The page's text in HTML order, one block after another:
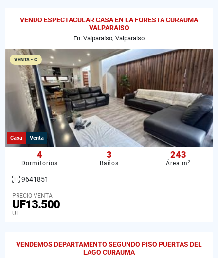
VENDO ESPECTACULAR CASA EN LA FORESTA CURAUMA
VALPARAISO
En: Valparaíso, Valparaiso
VENTA - C
Casa Venta
4
Dormitorios
3
Baños
243
Área m2
9641851
PRECIO VENTA
UF13.500
UF
VENDEMOS DEPARTAMENTO SEGUNDO PISO PUERTAS DEL
LAGO CURAUMA